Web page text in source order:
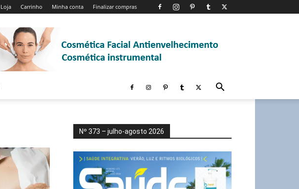
Loja Carrinho Minha conta Finalizar compras
Nº 373 – julho-agosto 2026